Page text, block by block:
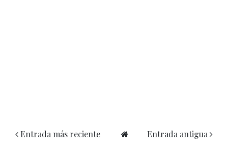
Entrada más reciente Entrada antigua